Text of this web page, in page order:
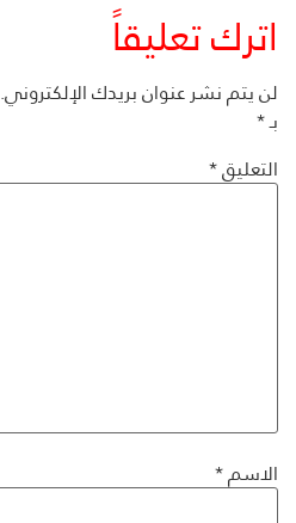
اترك تعليقاً
لن يتم نشر عنوان بريدك الإلكتروني.
بـ*
التعليق*
الاسم*